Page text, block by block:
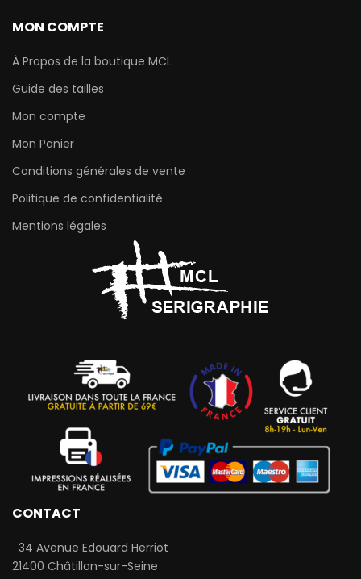
MON COMPTE
À Propos de la boutique MCL
Guide des tailles
Mon compte
Mon Panier
Conditions générales de vente
Politique de confidentialité
Mentions légales
CONTACT
34 Avenue Edouard Herriot
21400 Châtillon-sur-Seine